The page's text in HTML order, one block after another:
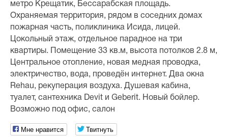
метро Крещатик, Бессарабская площадь.
Охраняемая территория, рядом в соседних домах
пожарная часть, поликлиника Исида, лицей.
Цокольный этаж, отдельное парадное на три
квартиры. Помещение 33 кв.м, высота потолков 2.8 м,
Центральное отопление, новая медная проводка,
электричество, вода, проведён интернет. Два окна
Rehau, рекуперация воздуха. Душевая кабина,
туалет, сантехника Devit и Geberit. Новый бойлер.
Возможно под офис, салон
Мне нравится Твитнуть